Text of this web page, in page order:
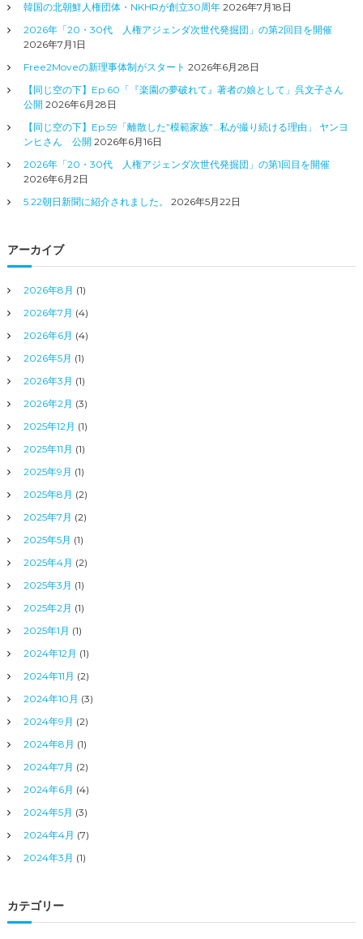
韓国の北朝鮮人権団体・NKHRが創立30周年 2026年7月18日
2026年「20・30代 人権アジェンダ次世代発掘団」の第2回目を開催
2026年7月1日
Free2Moveの新理事体制がスタート 2026年6月28日
【同じ空の下】Ep.60「『楽園の夢破れて』著者の娘として」呉文子さん
公開 2026年6月28日
【同じ空の下】Ep.59「離散した”模範家族”…私が撮り続ける理由」 ヤンヨ
ンヒさん 公開 2026年6月16日
2026年「20・30代 人権アジェンダ次世代発掘団」の第1回目を開催
2026年6月2日
5.22朝日新聞に紹介されました。
2026年5月22日
アーカイブ
2026年8月 (1)
2026年7月 (4)
2026年6月 (4)
2026年5月 (1)
2026年3月 (1)
2026年2月 (3)
2025年12月 (1)
2025年11月 (1)
2025年9月 (1)
2025年8月 (2)
2025年7月 (2)
2025年5月 (1)
2025年4月 (2)
2025年3月 (1)
2025年2月 (1)
2025年1月 (1)
2024年12月 (1)
2024年11月 (2)
2024年10月 (3)
2024年9月 (2)
2024年8月 (1)
2024年7月 (2)
2024年6月 (4)
2024年5月 (3)
2024年4月 (7)
2024年3月 (1)
カテゴリー